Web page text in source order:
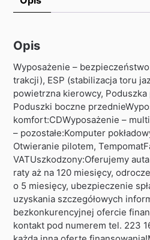
Opis
Wyposażenie –
trakcji), ESP (stabilizacja toru
powietrzna kierowcy,
Poduszki boczne
komfort:CDWyposażenie –
– pozostałe:Komputer
Otwieranie pilotem,
VATUszkodzony:Oferujemy auta
raty aż na 120 miesięcy,
o 5 miesięcy, ubezpieczenie
uzyskania szczegółowych
bezkonkurencyjnej ofercie
kontakt pod numerem tel. 223